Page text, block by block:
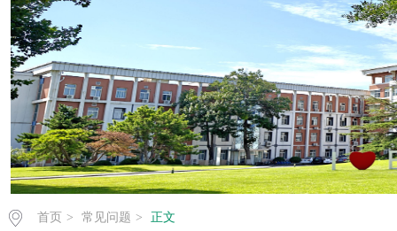
首页 > 常见问题 > 正文